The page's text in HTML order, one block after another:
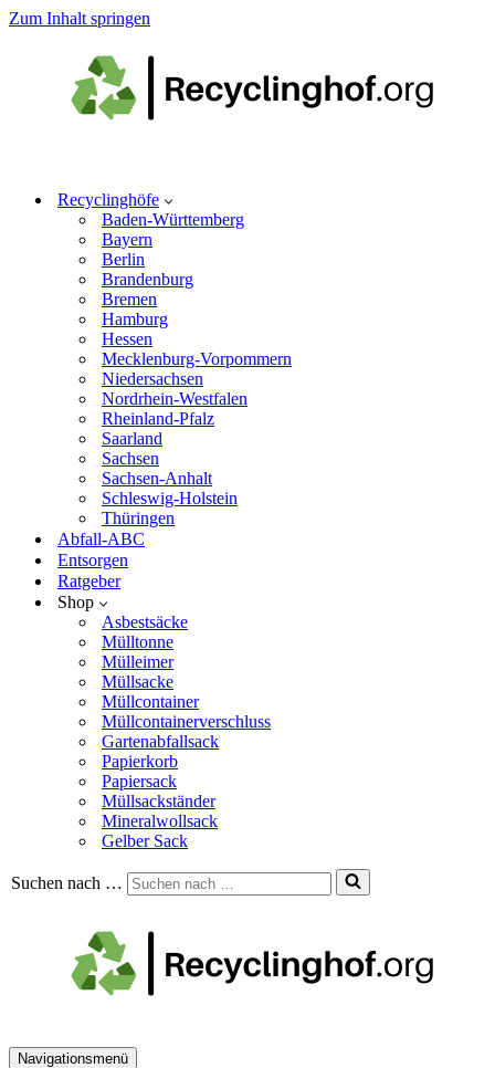
Zum Inhalt springen
Recyclinghöfe
Baden-Württemberg
Bayern
Berlin
Brandenburg
Bremen
Hamburg
Hessen
Mecklenburg-Vorpommern
Niedersachsen
Nordrhein-Westfalen
Rheinland-Pfalz
Saarland
Sachsen
Sachsen-Anhalt
Schleswig-Holstein
Thüringen
Abfall-ABC
Entsorgen
Ratgeber
Shop
Asbestsäcke
Mülltonne
Mülleimer
Müllsacke
Müllcontainer
Müllcontainerverschluss
Gartenabfallsack
Papierkorb
Papiersack
Müllsackständer
Mineralwollsack
Gelber Sack
Suchen nach …
Navigationsmenü